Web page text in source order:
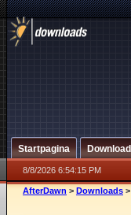
Startpagina
8/8/2026 6:54:15 PM
AfterDawn > Downloads >